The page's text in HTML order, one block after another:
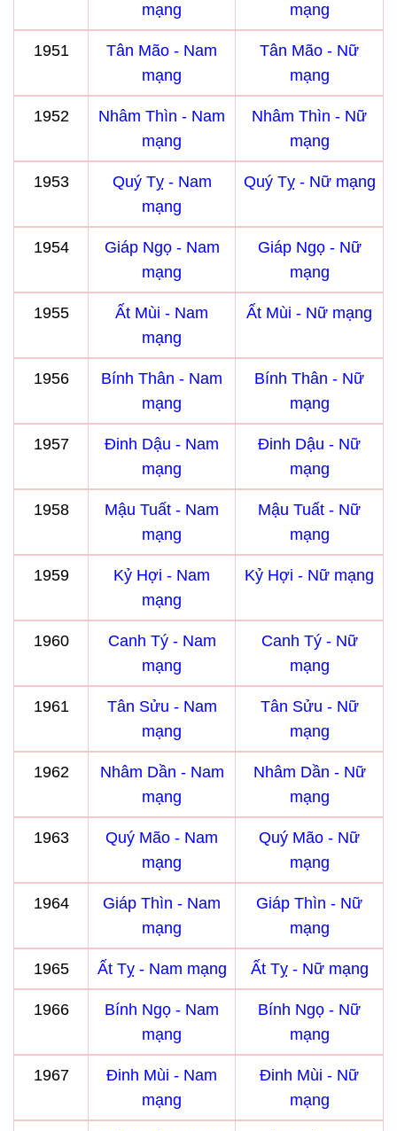
mạng
mạng
1951
Tân Mão - Nam
mạng
Tân Mão - Nữ
mạng
1952
Nhâm Thìn - Nam
mạng
Nhâm Thìn - Nữ
mạng
1953
Quý Tỵ - Nam
mạng
Quý Tỵ - Nữ mạng
1954
Giáp Ngọ - Nam
mạng
Giáp Ngọ - Nữ
mạng
1955
Ất Mùi - Nam
mạng
Ất Mùi - Nữ mạng
1956
Bính Thân - Nam
mạng
Bính Thân - Nữ
mạng
1957
Đinh Dậu - Nam
mạng
Đinh Dậu - Nữ
mạng
1958
Mậu Tuất - Nam
mạng
Mậu Tuất - Nữ
mạng
1959
Kỷ Hợi - Nam
mạng
Kỷ Hợi - Nữ mạng
1960
Canh Tý - Nam
mạng
Canh Tý - Nữ
mạng
1961
Tân Sửu - Nam
mạng
Tân Sửu - Nữ
mạng
1962
Nhâm Dần - Nam
mạng
Nhâm Dần - Nữ
mạng
1963
Quý Mão - Nam
mạng
Quý Mão - Nữ
mạng
1964
Giáp Thìn - Nam
mạng
Giáp Thìn - Nữ
mạng
1965 Ất Tỵ - Nam mạng Ất Tỵ - Nữ mạng
1966
Bính Ngọ - Nam
mạng
Bính Ngọ - Nữ
mạng
1967
Đinh Mùi - Nam
mạng
Đinh Mùi - Nữ
mạng